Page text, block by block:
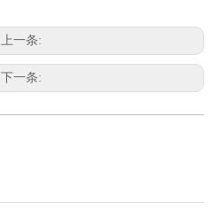
上一条:
下一条: